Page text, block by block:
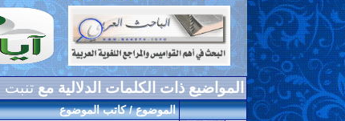
المواضيع ذات الكلمات الدلالية مع تنبت
الموضوع / كاتب الموضوع